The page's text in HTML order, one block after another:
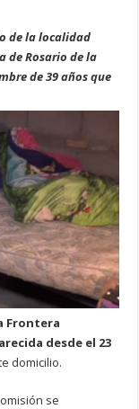
de la localidad
de Rosario de la
de 39 años que
Frontera
desde el 23
domicilio.
se